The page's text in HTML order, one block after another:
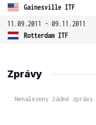
Gainesville ITF
11.09.2011 - 09.11.2011
Rotterdam ITF
Zprávy
Nenalezeny žádné zprávy.